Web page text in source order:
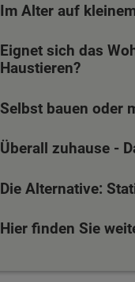
Im Alter auf
Eignet sich das
Haustieren?
Selbst bauen oder
Überall zuhause -
Die Alternative:
Hier finden Sie